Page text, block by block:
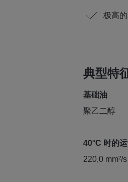
极高
典型特
基础油
聚乙二醇
40°C 时的
220,0 mm²/s